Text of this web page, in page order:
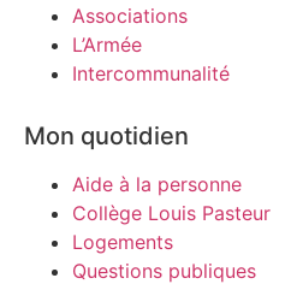
Associations
L’Armée
Intercommunalité
Mon quotidien
Aide à la personne
Collège Louis Pasteur
Logements
Questions publiques